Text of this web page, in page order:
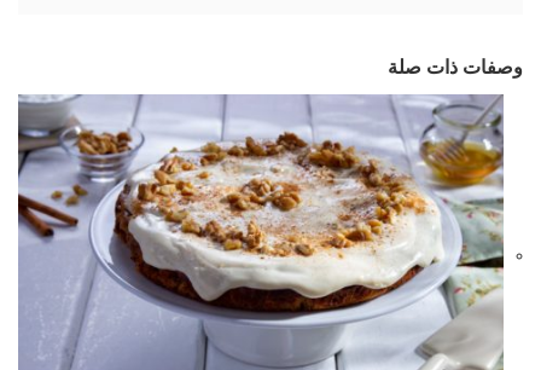
وصفات ذات صلة